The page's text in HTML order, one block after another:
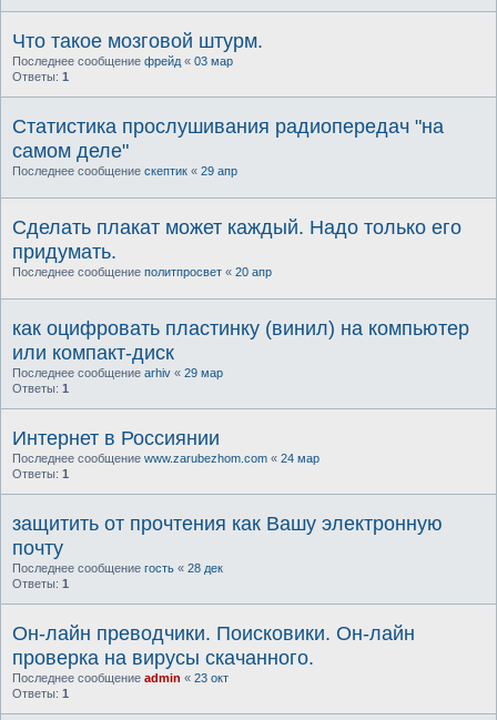
Что такое мозговой штурм.
Последнее сообщение фрейд « 03 мар
Ответы: 1
Статистика прослушивания радиопередач "на
самом деле"
Последнее сообщение скептик « 29 апр
Сделать плакат может каждый. Надо только его
придумать.
Последнее сообщение политпросвет « 20 апр
как оцифровать пластинку (винил) на компьютер
или компакт-диск
Последнее сообщение arhiv « 29 мар
Ответы: 1
Интернет в Россиянии
Последнее сообщение www.zarubezhom.com « 24 мар
Ответы: 1
защитить от прочтения как Вашу электронную
почту
Последнее сообщение гость « 28 дек
Ответы: 1
Он-лайн преводчики. Поисковики. Он-лайн
проверка на вирусы скачанного.
Последнее сообщение admin « 23 окт
Ответы: 1